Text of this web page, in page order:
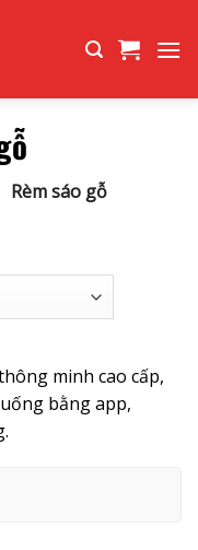
Rèm sáo gỗ
minh cao cấp,
bằng app,